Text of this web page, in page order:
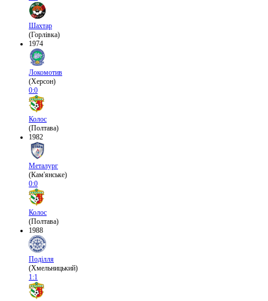
Шахтар
(Горлівка)
1974
Локомотив
(Херсон)
0:0
Колос
(Полтава)
1982
Металург
(Кам'янське)
0:0
Колос
(Полтава)
1988
Поділля
(Хмельницький)
1:1